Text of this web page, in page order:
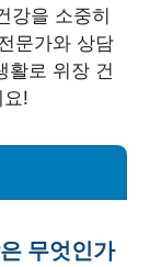
강을 소중히
문가와 상담
활로 위장 건
!
무엇인가